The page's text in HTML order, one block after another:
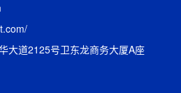
大道2125号卫东龙商务大厦A座